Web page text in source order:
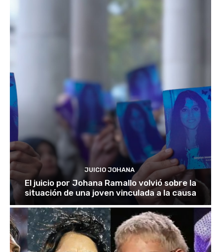
JUICIO JOHANA
El juicio por Johana Ramallo volvió sobre la
situación de una joven vinculada a la causa